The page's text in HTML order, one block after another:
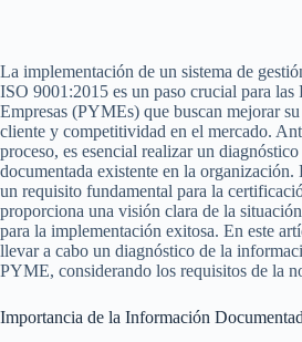
La implementación de un sistema de
ISO 9001:2015 es un paso crucial para las
Empresas (PYMEs) que buscan mejorar
cliente y competitividad en el mercado.
proceso, es esencial realizar un
documentada existente en la organización.
un requisito fundamental para la
proporciona una visión clara de la
para la implementación exitosa. En este
llevar a cabo un diagnóstico de la
PYME, considerando los requisitos de la
Importancia de la Información